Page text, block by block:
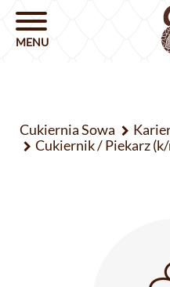
Cukiernia Sowa
Cukiernik / Piekarz